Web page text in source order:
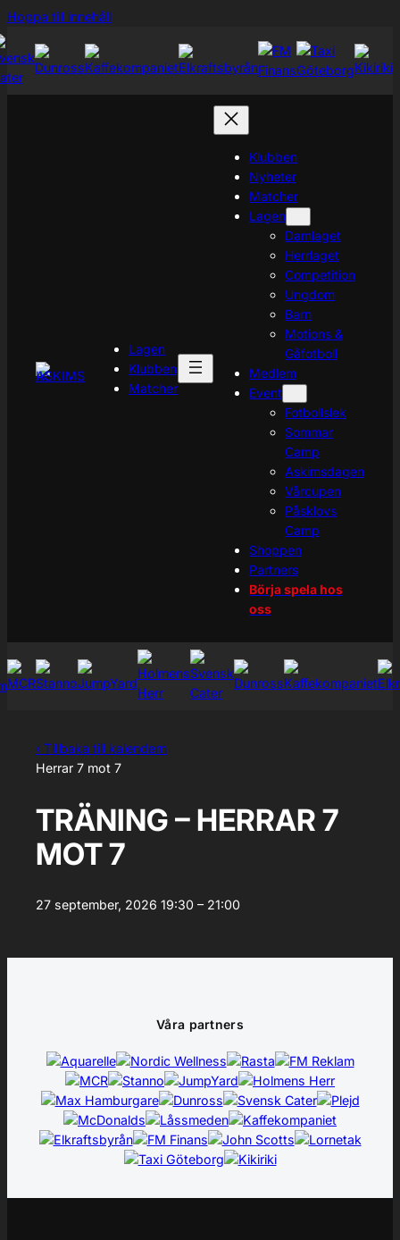
Hoppa till innehållHoppa
Lagen
Klubben
Matcher
Klubben
Nyheter
Matcher
Lagen
Damlaget
Herrlaget
Competition
Ungdom
Barn
Motions &
Gåfotboll
Medlem
Event
Fotbollslek
Sommar
Camp
Askimsdagen
Vårcupen
Påsklovs
Camp
Shoppen
Partners
Börja spela hos
oss
‹ Tillbaka till kalendern
Herrar 7 mot 7
TRÄNING – HERRAR 7
MOT 7
27 september, 2026 19:30 – 21:00
Våra partners